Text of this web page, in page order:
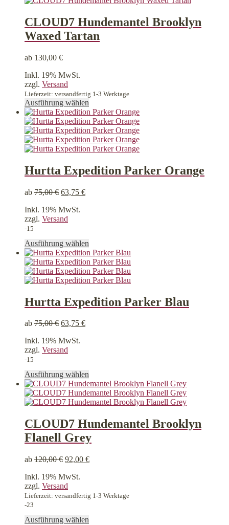
CLOUD7 Hundemantel Brooklyn
Waxed Tartan
ab 130,00 €
Inkl. 19% MwSt.
zzgl. Versand
Lieferzeit: versandfertig 1-3 Werktage
Ausführung wählen
Produkt
weist
mehrere
Varianten
auf.
Optionen
können
Hurtta Expedition Parker Orange
ab 75,00€ 63,75 €
Inkl. 19% MwSt.
zzgl. Versand
-15
Ausführung wählen
Produkt
weist
mehrere
Varianten
Die
Optionen
Hurtta Expedition Parker Blau
ab 75,00€ 63,75 €
Inkl. 19% MwSt.
zzgl. Versand
-15
Ausführung wählen
Produkt
weist
mehrere
auf.
Die
Optionen
auf
werden
CLOUD7 Hundemantel Brooklyn
Flanell Grey
ab 120,00€ 92,00 €
Inkl. 19% MwSt.
zzgl. Versand
Lieferzeit: versandfertig 1-3 Werktage
-23
Ausführung wählen